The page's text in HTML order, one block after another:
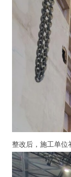
整改后，施工单位